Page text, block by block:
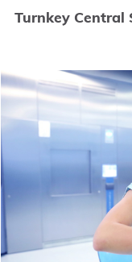
Turnkey Central